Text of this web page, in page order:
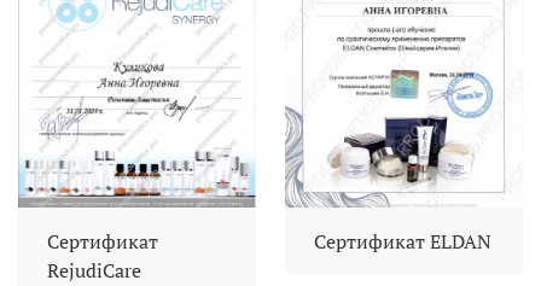
Сертификат
RejudiCare
Сертификат ELDAN